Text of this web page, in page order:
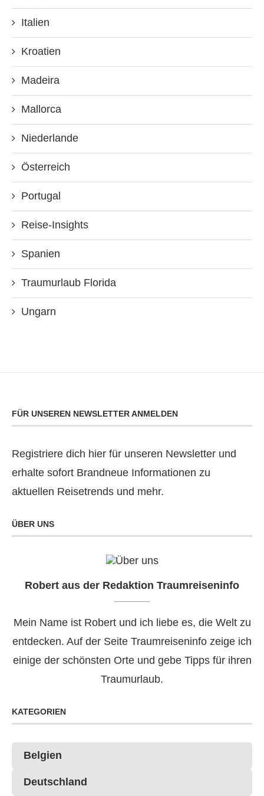
Italien
Kroatien
Madeira
Mallorca
Niederlande
Österreich
Portugal
Reise-Insights
Spanien
Traumurlaub Florida
Ungarn
FÜR UNSEREN NEWSLETTER ANMELDEN
Registriere dich hier für unseren Newsletter und
erhalte sofort Brandneue Informationen zu
aktuellen Reisetrends und mehr.
ÜBER UNS
Robert aus der Redaktion Traumreiseninfo
Mein Name ist Robert und ich liebe es, die Welt zu
entdecken. Auf der Seite Traumreiseninfo zeige ich
einige der schönsten Orte und gebe Tipps für ihren
Traumurlaub.
KATEGORIEN
Belgien
Deutschland